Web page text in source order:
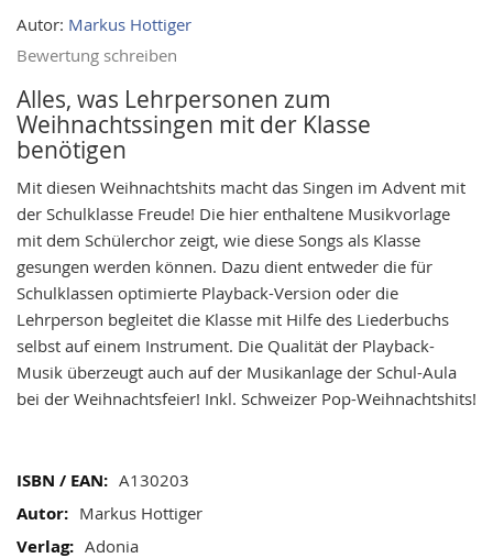
Autor: Markus Hottiger
Bewertung schreiben
Alles, was Lehrpersonen zum
Weihnachtssingen mit der Klasse
benötigen
Mit diesen Weihnachtshits macht das Singen im Advent mit
der Schulklasse Freude! Die hier enthaltene Musikvorlage
mit dem Schülerchor zeigt, wie diese Songs als Klasse
gesungen werden können. Dazu dient entweder die für
Schulklassen optimierte Playback-Version oder die
Lehrperson begleitet die Klasse mit Hilfe des Liederbuchs
selbst auf einem Instrument. Die Qualität der Playback-
Musik überzeugt auch auf der Musikanlage der Schul-Aula
bei der Weihnachtsfeier! Inkl. Schweizer Pop-Weihnachtshits!
Mehr
Informationen
A130203
Markus Hottiger
Adonia
the
images
gallery